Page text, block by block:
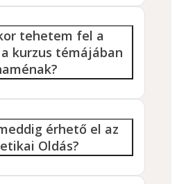
tehetem fel a
kurzus témájában
érhető el az
Oldás?